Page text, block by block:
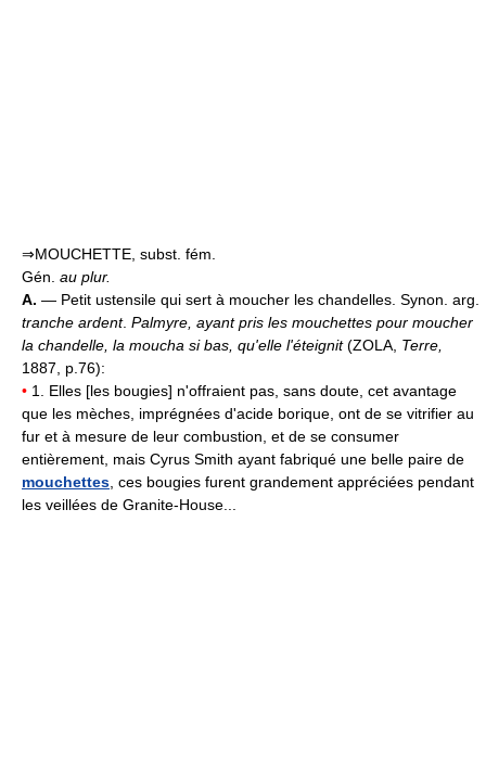
⇒MOUCHETTE, subst. fém.
Gén. au plur.
A. — Petit ustensile qui sert à moucher les chandelles. Synon. arg.
tranche ardent. Palmyre, ayant pris les mouchettes pour moucher
la chandelle, la moucha si bas, qu'elle l'éteignit(ZOLA, Terre,
1887, p.76):
• 1. Elles [les bougies] n'offraient pas, sans doute, cet avantage
que les mèches, imprégnées d'acide borique, ont de se vitrifier au
fur et à mesure de leur combustion, et de se consumer
entièrement, mais Cyrus Smith ayant fabriqué une belle paire de
mouchettes , ces bougies furent grandement appréciées pendant
les veillées de Granite-House...